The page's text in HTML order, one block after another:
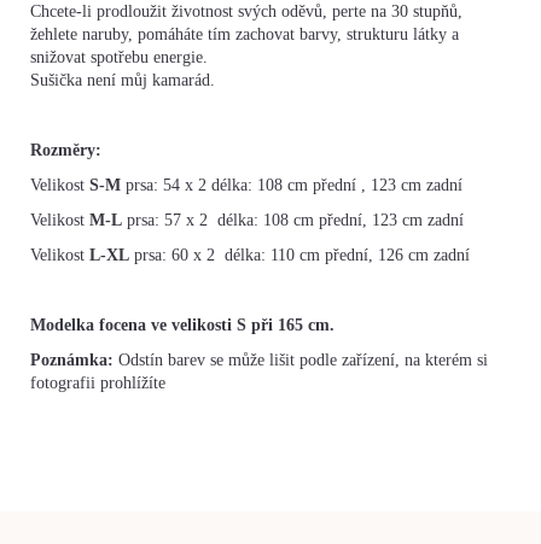
Chcete-li prodloužit životnost svých oděvů, perte na 30 stupňů,
žehlete naruby, pomáháte tím zachovat barvy, strukturu látky a
snižovat spotřebu energie.
Sušička není můj kamarád.
Rozměry:
Velikost S-M prsa: 54 x 2 délka: 108 cm přední , 123 cm zadní
Velikost M-L prsa: 57 x 2 délka: 108 cm přední, 123 cm zadní
Velikost L-XL prsa: 60 x 2 délka: 110 cm přední, 126 cm zadní
Modelka focena ve velikosti S při 165 cm.
Poznámka: Odstín barev se může lišit podle zařízení, na kterém si
fotografii prohlížíte